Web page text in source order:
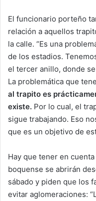
El funcionario porteño
relación a aquellos
la calle. “Es una
de los estadios.
el tercer anillo, donde
La problemática que
al trapito es
existe. Por lo cual, el
sigue trabajando. Eso
que es un objetivo de
Hay que tener en
boquense se abrirán
sábado y piden que los
evitar aglomeraciones: